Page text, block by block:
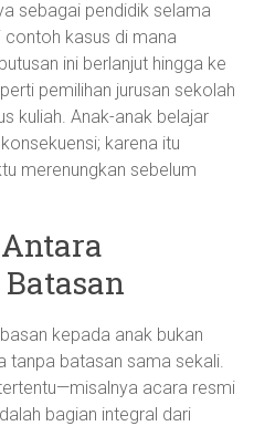
sebagai pendidik selama
contoh kasus di mana
ini berlanjut hingga ke
pemilihan jurusan sekolah
kuliah. Anak-anak belajar
karena itu
merenungkan sebelum
kepada anak bukan
tanpa batasan sama sekali.
acara resmi
bagian integral dari